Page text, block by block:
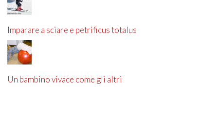
Imparare a sciare e petrificus totalus
Un bambino vivace come gli altri